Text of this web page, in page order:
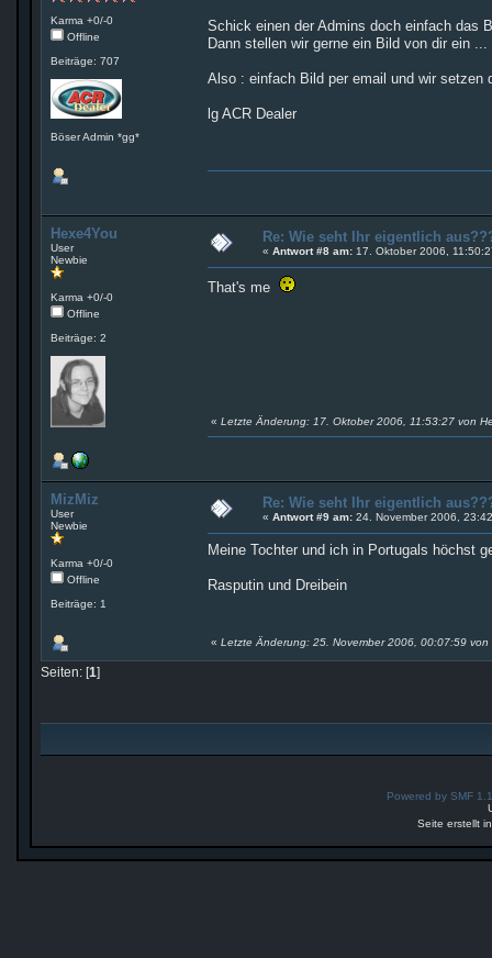
Karma +0/-0
Offline
Beiträge: 707
Böser Admin *gg*
Schick einen der Admins doch einfach das
Dann stellen wir gerne ein Bild von dir ein ...
Also : einfach Bild per email und wir setzen
lg ACR Dealer
Hexe4You
User
Newbie
Karma +0/-0
Offline
Beiträge: 2
Re: Wie seht Ihr eigentlich
« Antwort #8 am:17. Oktober 2006,
That's me
« Letzte Änderung: 17. Oktober 2006, 11:53:27 von
MizMiz
User
Newbie
Karma +0/-0
Offline
Beiträge: 1
Re: Wie seht Ihr eigentlich
« Antwort #9 am:24. November 2006,
Meine Tochter und ich in Portugals höchst
Rasputin und Dreibein
« Letzte Änderung: 25. November 2006, 00:07:59 von
Seiten: [1]
Powered by SMF
Seite erstellt